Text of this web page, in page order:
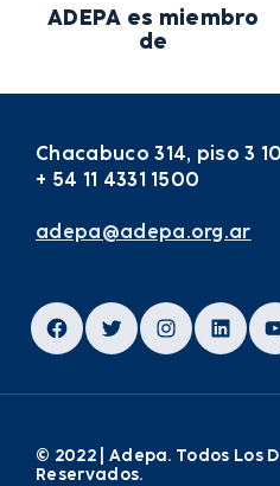
ADEPA es miembro
de
Chacabuco 314, piso 3
+ 54 11 4331 1500
adepa@adepa.org.ar
Facebook
TwitterInstagram
© 2022 | Adepa. Todos Los
Reservados.